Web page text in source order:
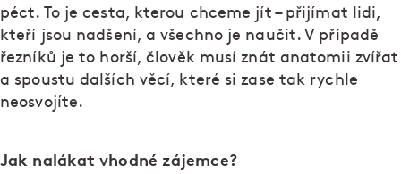
péct. To je cesta, kterou chceme jít – přijímat lidi,
kteří jsou nadšení, a všechno je naučit. V případě
řezníků je to horší, člověk musí znát anatomii zvířat
a spoustu dalších věcí, které si zase tak rychle
neosvojíte.
Jak nalákat vhodné zájemce?